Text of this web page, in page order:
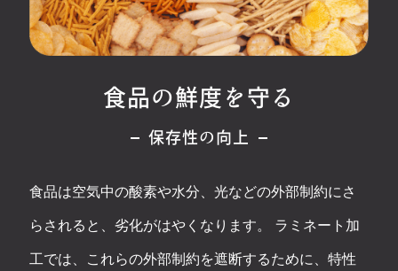
食品の鮮度を守る
保存性の向上
食品は空気中の酸素や水分、光などの外部制約にさ
らされると、劣化がはやくなります。 ラミネート加
工では、これらの外部制約を遮断するために、特性